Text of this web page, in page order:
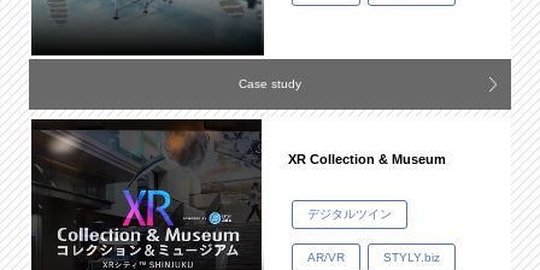
Case study
XR Collection & Museum
デジタルツイン
AR/VR STYLY.biz